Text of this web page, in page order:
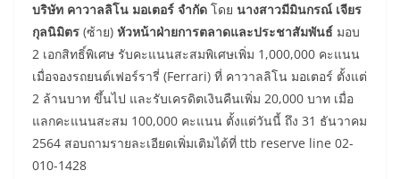
บริษัท คาวาลลิโน มอเตอร์ จำกัด โดย นางสาวมีมินกรณ์ เจียร
กุลนิมิตร (ซ้าย) หัวหน้าฝ่ายการตลาดและประชาสัมพันธ์ มอบ
2 เอกสิทธิ์พิเศษ รับคะแนนสะสมพิเศษเพิ่ม 1,000,000 คะแนน
เมื่อจองรถยนต์เฟอร์รารี่ (Ferrari) ที่ คาวาลลิโน มอเตอร์ ตั้งแต่
2 ล้านบาท ขึ้นไป และรับเครดิตเงินคืนเพิ่ม 20,000 บาท เมื่อ
แลกคะแนนสะสม 100,000 คะแนน ตั้งแต่วันนี้ ถึง 31 ธันวาคม
2564 สอบถามรายละเอียดเพิ่มเติมได้ที่ ttb reserve line 02-
010-1428